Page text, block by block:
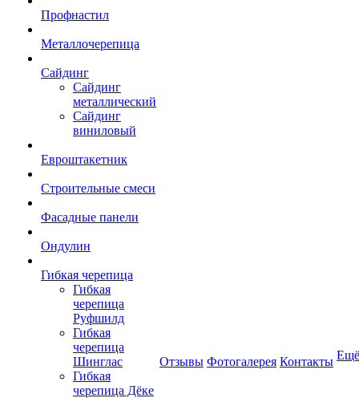
Профнастил
Металлочерепица
Сайдинг
Сайдинг
металлический
Сайдинг
виниловый
Евроштакетник
Строительные смеси
Фасадные панели
Ондулин
Гибкая черепица
Гибкая
черепица
Руфшилд
Гибкая
черепица
Шинглас
Гибкая
черепица Дёке
Отзывы Фотогалерея Контакты Ещё